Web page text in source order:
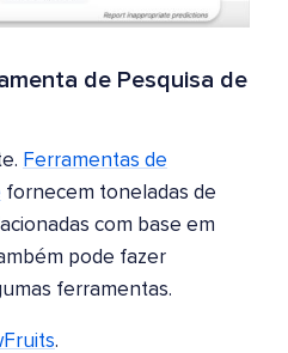
de Pesquisa de
Ferramentas de
fornecem toneladas de
com base em
pode fazer
ferramentas.
.